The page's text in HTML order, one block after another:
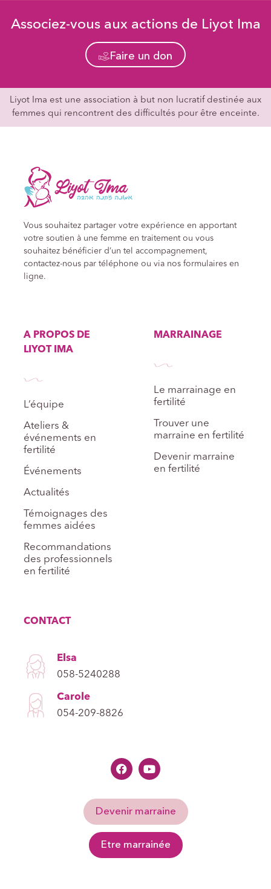
Associez-vous aux actions de Liyot Ima
Faire un don
Liyot Ima est une association à but non lucratif destinée aux
femmes qui rencontrent des difficultés pour être enceinte.
Vous souhaitez partager votre expérience en apportant
votre soutien à une femme en traitement ou vous
souhaitez bénéficier d’un tel accompagnement,
contactez-nous par téléphone ou via nos formulaires en
ligne.
A PROPOS DE
LIYOT IMA
L’équipe
Ateliers &
événements en
fertilité
Événements
Actualités
Témoignages des
femmes aidées
Recommandations
des professionnels
en fertilité
MARRAINAGE
Le marrainage en
fertilité
Trouver une
marraine en fertilité
Devenir marraine
en fertilité
CONTACT
Elsa
058-5240288
Carole
054-209-8826
Devenir marraine
Etre marrainée